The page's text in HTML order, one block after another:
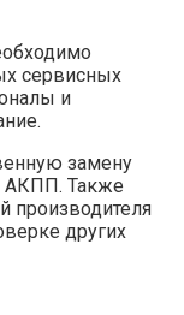
сервисных
и
замену
АКПП. Также
производителя
других